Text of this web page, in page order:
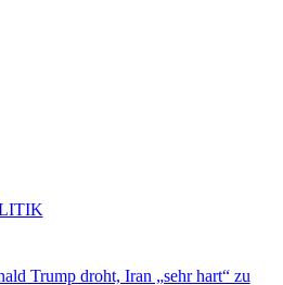
Trump droht, Iran „sehr hart“ zu